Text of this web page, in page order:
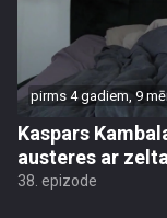
pirms 4 gadiem, 9
Kaspars
austeres ar
38. epizode